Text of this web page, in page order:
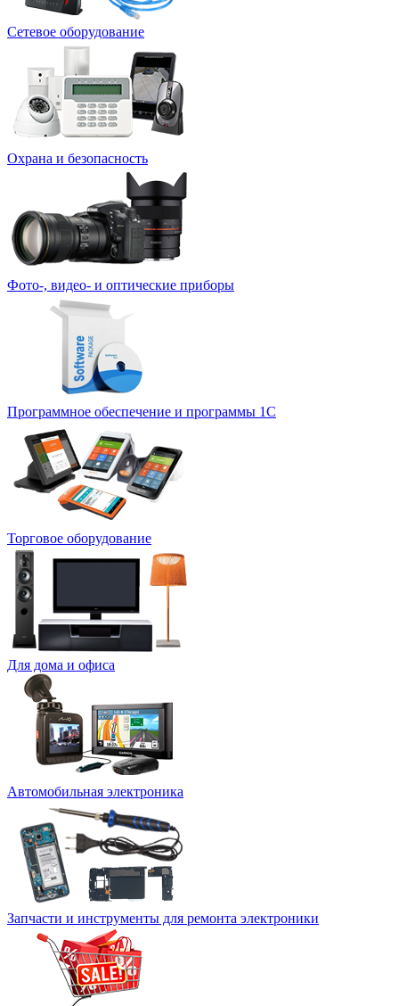
Сетевое оборудование
Охрана и безопасность
Фото-, видео- и оптические приборы
Программное обеспечение и программы 1С
Торговое оборудование
Для дома и офиса
Автомобильная электроника
Запчасти и инструменты для ремонта электроники